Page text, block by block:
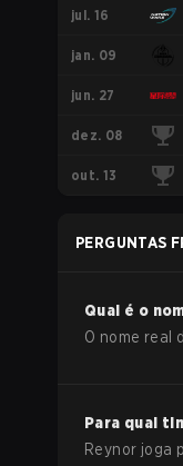
jul. 16
jan. 09
jun. 27
dez. 08
out. 13
PERGUNTAS
Qual é o
O nome real
Para qual
Reynor joga